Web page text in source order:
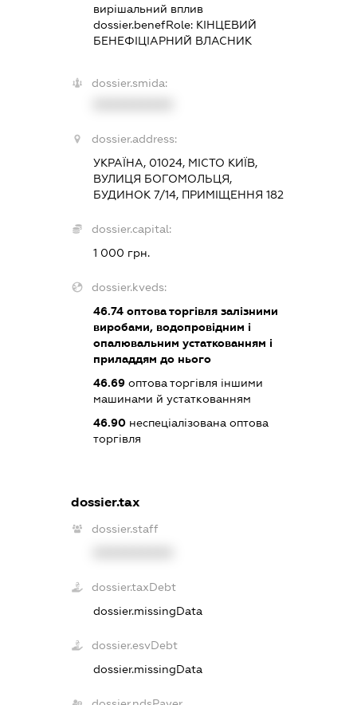
вирішальний вплив
dossier.benefRole: КІНЦЕВИЙ
БЕНЕФІЦІАРНИЙ ВЛАСНИК
dossier.smida:
dossier.address:
УКРАЇНА, 01024, МІСТО КИЇВ,
ВУЛИЦЯ БОГОМОЛЬЦЯ,
БУДИНОК 7/14, ПРИМІЩЕННЯ 182
dossier.capital:
1 000 грн.
dossier.kveds:
46.74оптова торгівля залізними
виробами, водопровідним і
опалювальним устаткованням і
приладдям до нього
46.69оптова торгівля іншими
машинами й устаткованням
46.90неспеціалізована оптова
торгівля
dossier.tax
dossier.staff
dossier.taxDebt
dossier.missingData
dossier.esvDebt
dossier.missingData